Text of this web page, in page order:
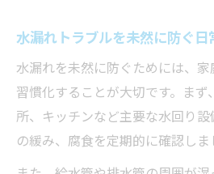
水漏れトラブルを未然に防ぐ日
水漏れを未然に防ぐためには、
習慣化することが大切です。ま
所、キッチンなど主要な水回り
の緩み、腐食を定期的に確認しま